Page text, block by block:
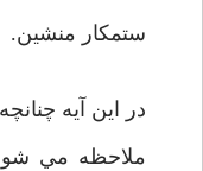
ستمكار منشين.
در اين آيه چنانچه
ملاحظه مي